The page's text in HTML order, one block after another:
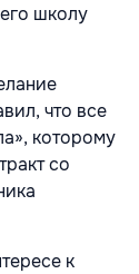
школу
что все
которому
со
к